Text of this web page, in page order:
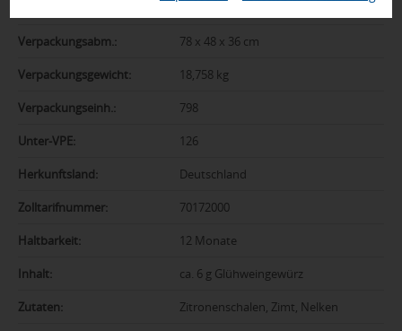
Verpackungsabm.: 78 x 48 x 36 cm
Verpackungsgewicht: 18,758 kg
Verpackungseinh.: 798
Unter-VPE: 126
Herkunftsland: Deutschland
Zolltarifnummer: 70172000
Haltbarkeit: 12 Monate
Inhalt: ca. 6 g Glühweingewürz
Zutaten: Zitronenschalen, Zimt, Nelken